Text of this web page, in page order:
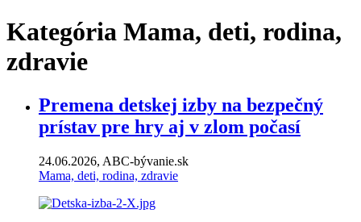
Kategória Mama, deti, rodina,
zdravie
Premena detskej izby na bezpečný
prístav pre hry aj v zlom počasí
24.06.2026, ABC-bývanie.sk
Mama, deti, rodina, zdravie